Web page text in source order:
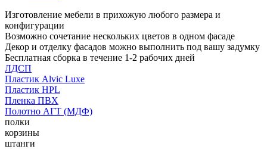
Изготовление мебели в прихожую любого размера и
конфигурации
Возможно сочетание нескольких цветов в одном фасаде
Декор и отделку фасадов можно выполнить под вашу задумку
Бесплатная сборка в течение 1-2 рабочих дней
ЛДСП
Пластик Alvic Luxe
Пластик HPL
Пленка ПВХ
Полотно АГТ (МДФ)
полки
корзины
штанги